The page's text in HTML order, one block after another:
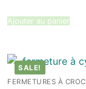
Ajouter au panier
SALE!
FERMETURES À